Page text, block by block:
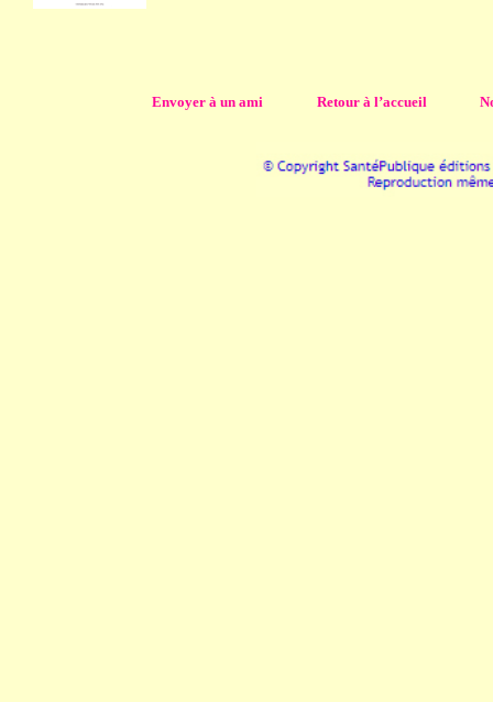
Envoyer à un ami Retour à l’accueil